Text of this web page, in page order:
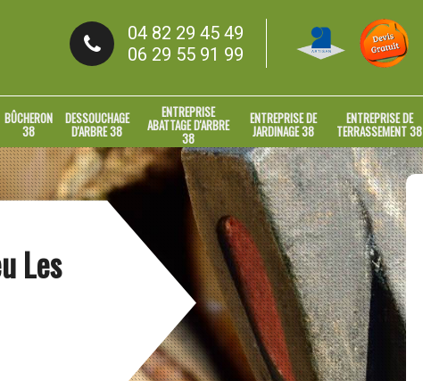
04 82 29 45 49
06 29 55 91 99
BÛCHERON
38
DESSOUCHAGE
D'ARBRE 38
ENTREPRISE
ABATTAGE D'ARBRE
38
ENTREPRISE DE
JARDINAGE 38
ENTREPRISE DE
TERRASSEMENT 38
Les